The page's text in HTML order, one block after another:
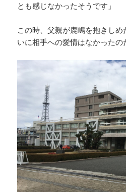
とも感じなかったそうです」
この時、父親が鹿嶋を抱きし
いに相手への愛情はなかったの